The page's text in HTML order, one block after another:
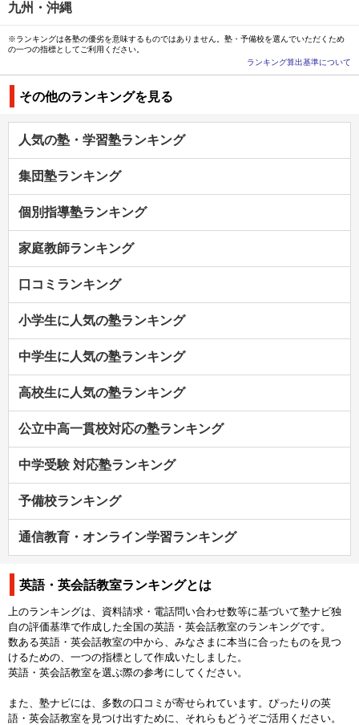
九州・沖縄
※ランキングは各塾の優劣を意味するものではありません。塾・予備校を選んでいただくため
の一つの指標としてご利用ください。
ランキング算出基準について
その他のランキングを見る
人気の塾・学習塾ランキング
集団塾ランキング
個別指導塾ランキング
家庭教師ランキング
口コミランキング
小学生に人気の塾ランキング
中学生に人気の塾ランキング
高校生に人気の塾ランキング
公立中高一貫校対応の塾ランキング
中学受験 対応塾ランキング
予備校ランキング
通信教育・オンライン学習ランキング
英語・英会話教室ランキングとは
上のランキングは、資料請求・電話問い合わせ数等に基づいて塾ナビ独
自の評価基準で作成した全国の英語・英会話教室のランキングです。
数ある英語・英会話教室の中から、みなさまに本当に合ったものを見つ
けるための、一つの指標として作成いたしました。
英語・英会話教室を選ぶ際の参考にしてください。
また、塾ナビには、多数の口コミが寄せられています。ぴったりの英
語・英会話教室を見つけ出すために、それらもどうぞご活用ください。